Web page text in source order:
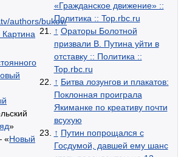
authors/bukov/
»
«Новый
«Гражданское движение» ::
Политика :: Top.rbc.ru
↑ Ораторы Болотной
призвали В. Путина уйти в
отставку :: Политика ::
Top.rbc.ru
↑ Битва лозунгов и плакатов:
Поклонная проиграла
Якиманке по креативу почти
всухую
↑ Путин попрощался с
Госдумой, давшей ему шанс